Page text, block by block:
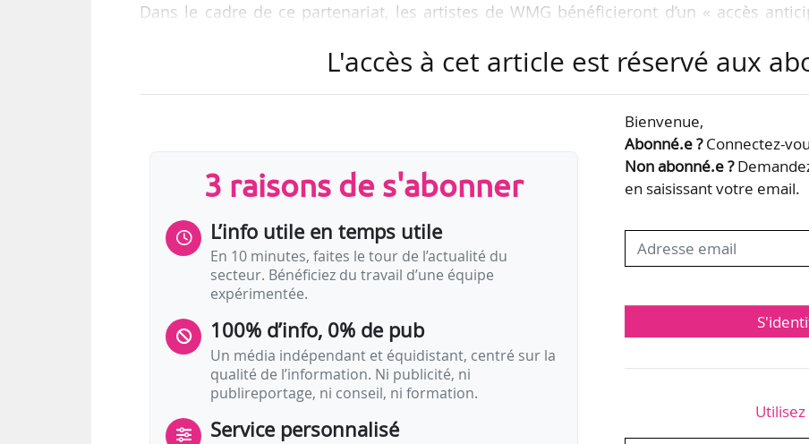
Dans le cadre de ce partenariat, les artistes de WMG bénéficieront d’un « accès
la plateforme et de pages de profil personnalisées qui abriteront les NFT
OpenSea, fondée en 2017 et basée à New York, est une plateforme de vente et d’achat
L'accès à cet article est réservé aux
3 raisons de s'abonner
L’info utile en temps utile
En 10 minutes, faites le tour de l’actualité du
secteur. Bénéficiez du travail d’une équipe
expérimentée.
100% d’info, 0% de pub
Un média indépendant et équidistant, centré sur la
qualité de l’information. Ni publicité, ni
publireportage, ni conseil, ni formation.
Service personnalisé
Bienvenue,
Abonné.e ?Connectez-
Non abonné.e ?
en saisissant votre email.